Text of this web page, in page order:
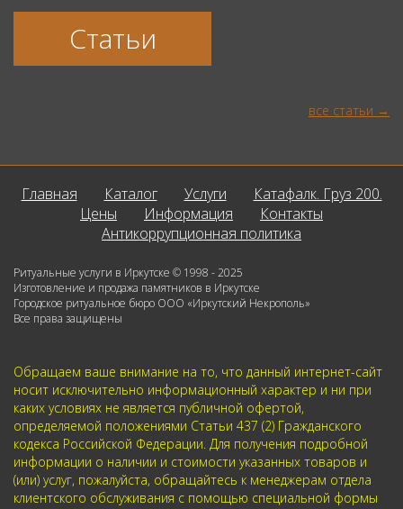
Статьи
все статьи
Главная Каталог Услуги
Катафалк. Груз 200.
Цены
Информация
Контакты
Антикоррупционная политика
Ритуальные услуги в Иркутске © 1998 - 2025
Изготовление и продажа памятников в Иркутске
Городское ритуальное бюро ООО «Иркутский Некрополь»
Все права защищены
Обращаем ваше внимание на то, что данный интернет-сайт
носит исключительно информационный характер и ни при
каких условиях не является публичной офертой,
определяемой положениями Статьи 437 (2) Гражданского
кодекса Российской Федерации. Для получения подробной
информации о наличии и стоимости указанных товаров и
(или) услуг, пожалуйста, обращайтесь к менеджерам отдела
клиентского обслуживания с помощью специальной формы